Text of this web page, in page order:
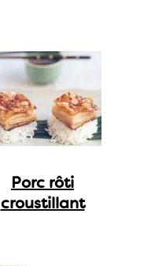
Porc rôti
croustillant